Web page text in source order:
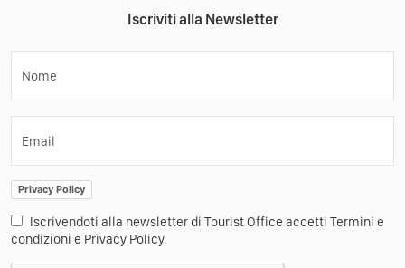
Iscriviti alla Newsletter
Nome
Email
Privacy Policy
Iscrivendoti alla newsletter di Tourist Office accetti Termini e
condizioni e Privacy Policy.